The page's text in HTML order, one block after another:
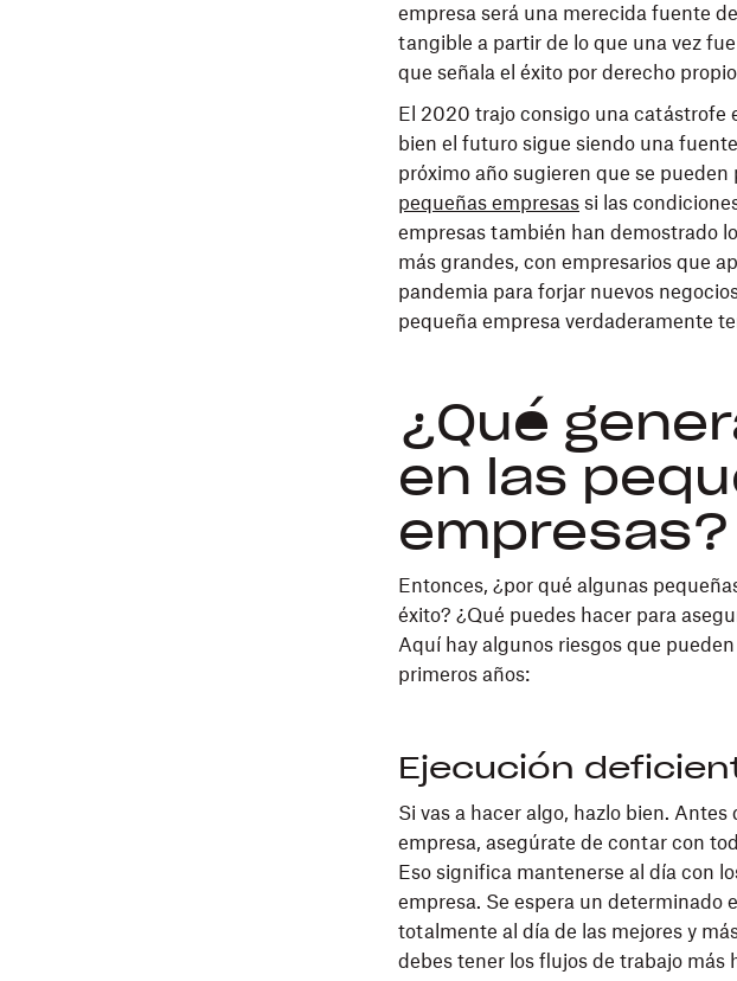
empresa será una merecida fuente
tangible a partir de lo que una vez
que señala el éxito por derecho
El 2020 trajo consigo una catástrofe
bien el futuro sigue siendo una
próximo año sugieren que se
pequeñas empresas si las
empresas también han demostrado
más grandes, con empresarios que
pandemia para forjar nuevos
pequeña empresa verdaderamente
¿Qué
en las
empresas?
Entonces, ¿por qué algunas
éxito? ¿Qué puedes hacer para
Aquí hay algunos riesgos que
primeros años:
Ejecución
Si vas a hacer algo, hazlo bien.
empresa, asegúrate de contar con
Eso significa mantenerse al día con
empresa. Se espera un determinado
totalmente al día de las mejores y
debes tener los flujos de trabajo más